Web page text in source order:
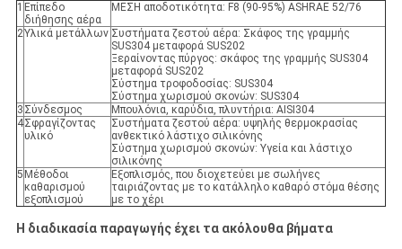
1 Επίπεδο
διήθησης αέρα
ΜΕΣΗ αποδοτικότητα: F8 (90-95%) ASHRAE 52/76
2Υλικά μετάλλων Συστήματα ζεστού αέρα: Σκάφος της γραμμής
SUS304 μεταφορά SUS202
Ξεραίνοντας πύργος: σκάφος της γραμμής SUS304
μεταφορά SUS202
Σύστημα τροφοδοσίας: SUS304
Σύστημα χωρισμού σκονών: SUS304
3 Σύνδεσμος
Μπουλόνια, καρύδια, πλυντήρια: AISI304
4Σφραγίζοντας
υλικό
Συστήματα ζεστού αέρα: υψηλής θερμοκρασίας
ανθεκτικό λάστιχο σιλικόνης
Σύστημα χωρισμού σκονών: Υγεία και λάστιχο
σιλικόνης
5 Μέθοδοι
καθαρισμού
εξοπλισμού
Εξοπλισμός, που διοχετεύει με σωλήνες
ταιριάζοντας με το κατάλληλο καθαρό στόμα θέσης
με το χέρι
Η διαδικασία παραγωγής έχει τα ακόλουθα βήματα